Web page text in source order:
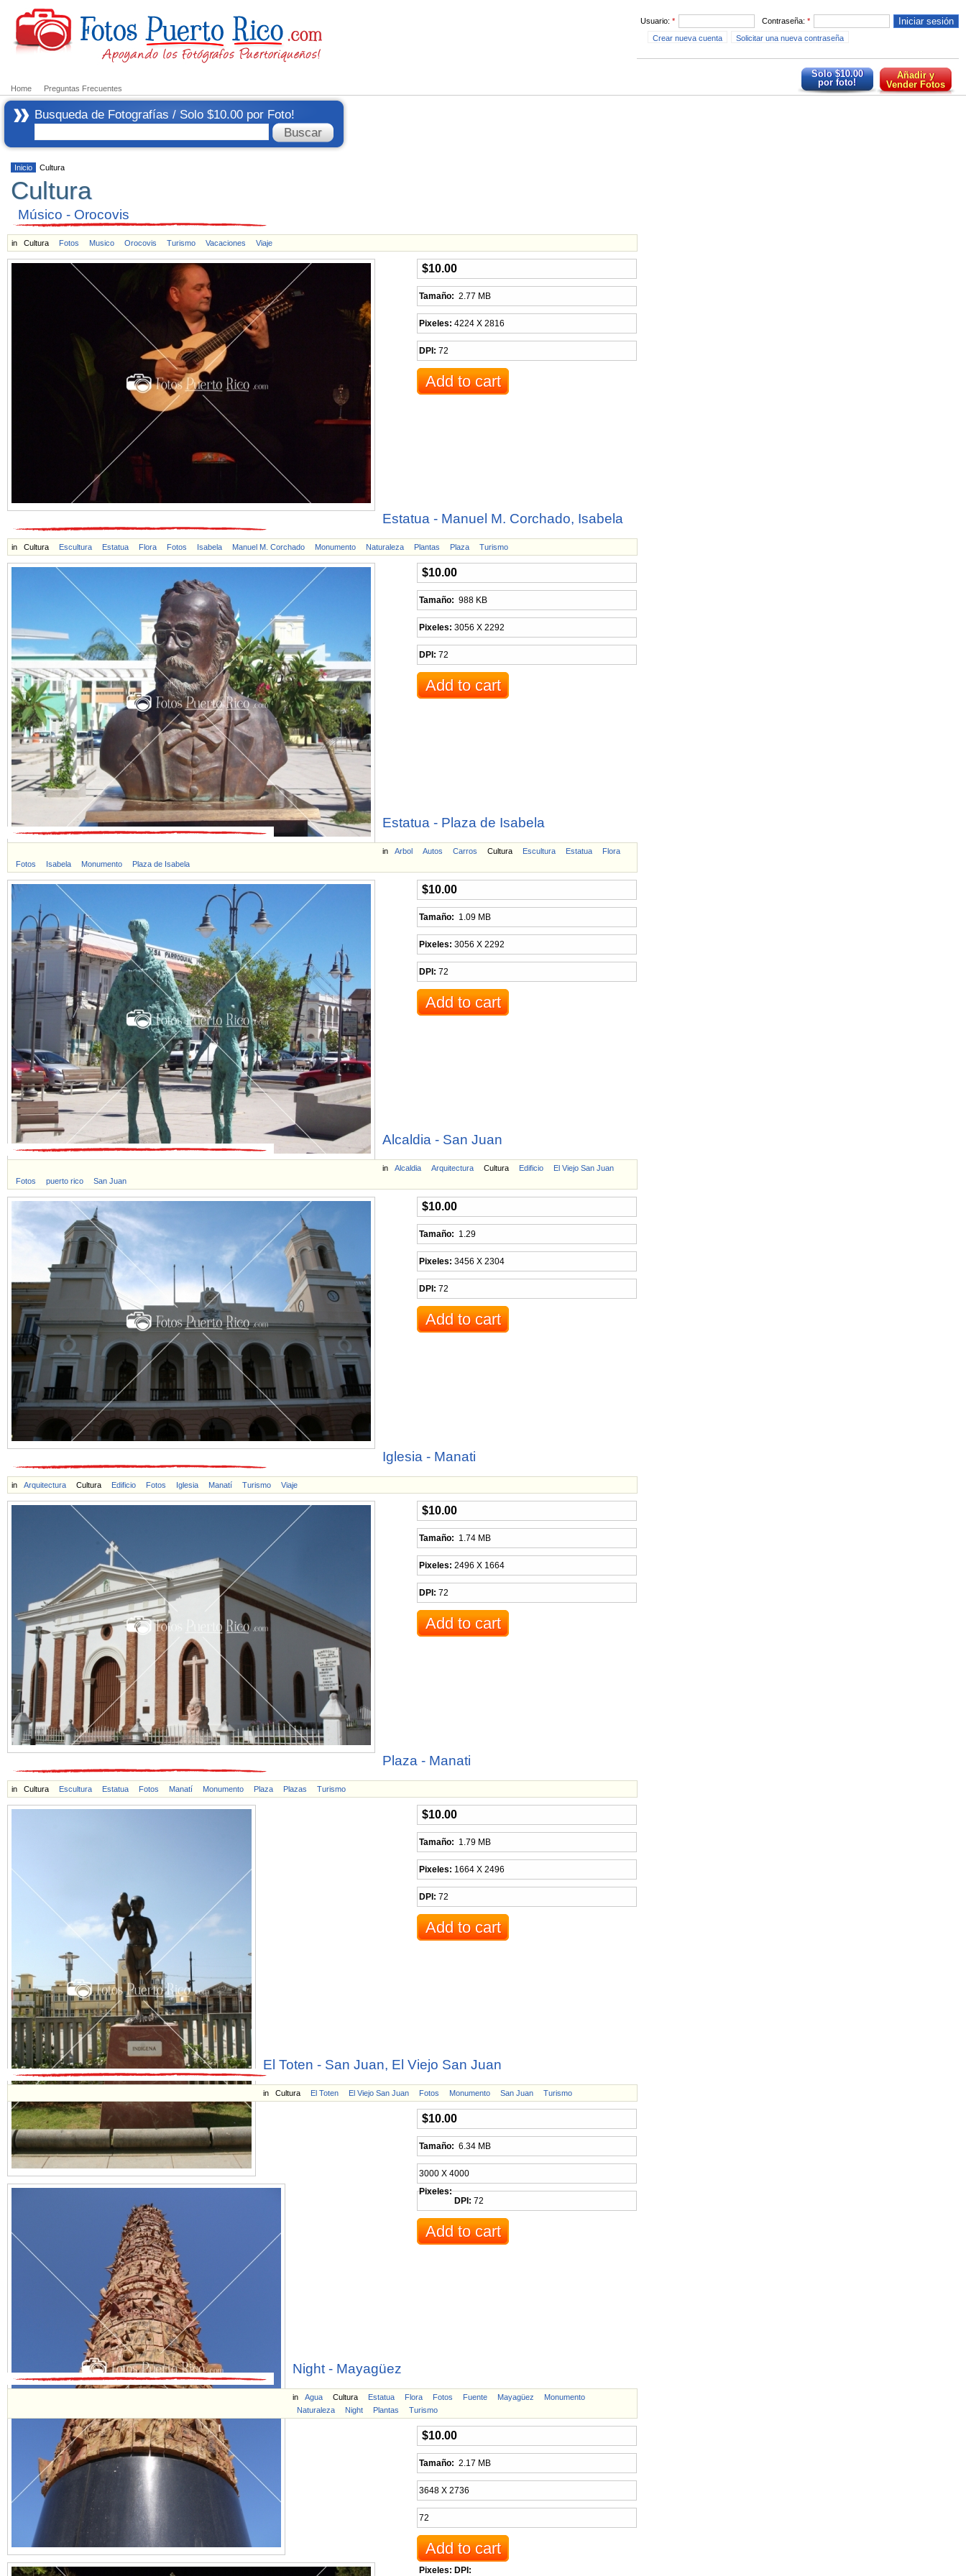
Usuario: * Contraseña: *
Crear nueva cuenta
Solicitar una nueva contraseña
Home Preguntas Frecuentes
Añadir y
Vender Fotos
Solo $10.00
por foto!
Busqueda de Fotografías / Solo $10.00 por Foto!
Inicio Cultura
Cultura
Músico - Orocovis
in Cultura Fotos Musico Orocovis Turismo Vacaciones Viaje
$10.00
Tamaño: 2.77 MB
Pixeles: 4224 X 2816
DPI: 72
Estatua - Manuel M. Corchado, Isabela
in Cultura Escultura Estatua Flora Fotos Isabela Manuel M. Corchado Monumento Naturaleza Plantas Plaza Turismo
$10.00
Tamaño: 988 KB
Pixeles: 3056 X 2292
DPI: 72
Estatua - Plaza de Isabela
in Arbol Autos Carros Cultura Escultura Estatua
Flora
Fotos
Isabela Monumento Plaza de Isabela
$10.00
Tamaño: 1.09 MB
Pixeles: 3056 X 2292
DPI: 72
Alcaldia - San Juan
in Alcaldia Arquitectura Cultura Edificio
El Viejo San Juan
Fotos
puerto rico San Juan
$10.00
Tamaño: 1.29
Pixeles: 3456 X 2304
DPI: 72
Iglesia - Manati
in Arquitectura Cultura Edificio Fotos Iglesia Manatí Turismo Viaje
$10.00
Tamaño: 1.74 MB
Pixeles: 2496 X 1664
DPI: 72
Plaza - Manati
in Cultura Escultura Estatua Fotos Manatí Monumento Plaza Plazas Turismo
$10.00
Tamaño: 1.79 MB
Pixeles: 1664 X 2496
DPI: 72
El Toten - San Juan, El Viejo San Juan
in Cultura El Toten El Viejo San Juan Fotos Monumento San Juan Turismo
$10.00
Tamaño: 6.34 MB
Pixeles:
3000 X 4000
DPI: 72
Night - Mayagüez
in Agua Cultura Estatua Flora Fotos Fuente Mayagüez
Monumento
Naturaleza
Night Plantas Turismo
$10.00
Tamaño: 2.17 MB
Pixeles:
3648 X 2736
DPI:
72